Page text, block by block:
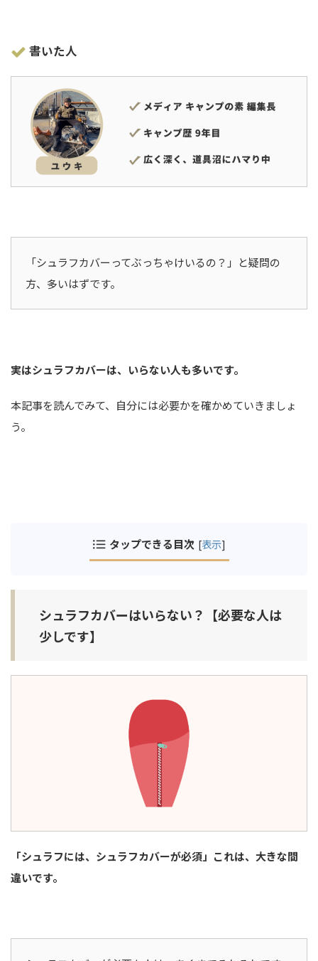
書いた人
「シュラフカバーってぶっちゃけいるの？」と疑問の
方、多いはずです。
実はシュラフカバーは、いらない人も多いです。
本記事を読んでみて、自分には必要かを確かめていきましょ
う。
タップできる目次 [表示]
シュラフカバーはいらない？【必要な人は
少しです】
「シュラフには、シュラフカバーが必須」これは、大きな間
違いです。